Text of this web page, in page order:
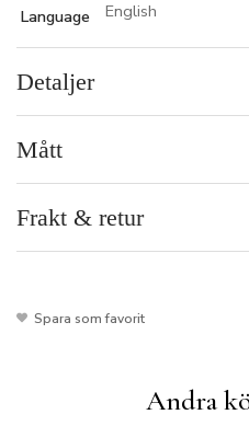
Language
English
Detaljer
Mått
Frakt & retur
Spara som favorit
Andra